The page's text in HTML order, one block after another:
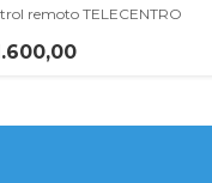
remoto TELECENTRO